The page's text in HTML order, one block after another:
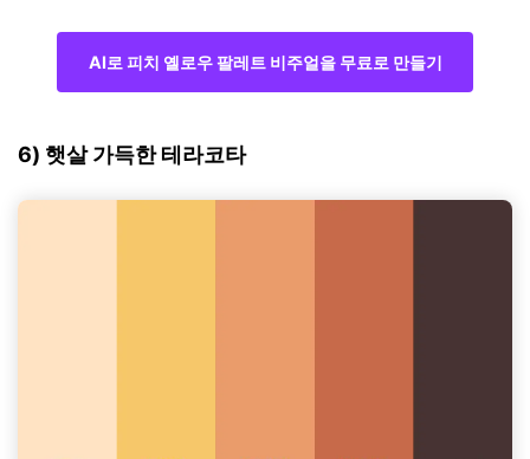
AI로 피치 옐로우 팔레트 비주얼을 무료로 만들기
6) 햇살 가득한 테라코타